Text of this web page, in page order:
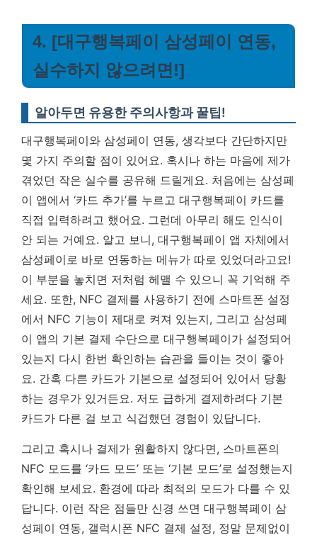
4. [대구행복페이 삼성페이 연동,
실수하지 않으려면!]
알아두면 유용한 주의사항과 꿀팁!
대구행복페이와 삼성페이 연동, 생각보다 간단하지만
몇 가지 주의할 점이 있어요. 혹시나 하는 마음에 제가
겪었던 작은 실수를 공유해 드릴게요. 처음에는 삼성페
이 앱에서 ‘카드 추가’를 누르고 대구행복페이 카드를
직접 입력하려고 했어요. 그런데 아무리 해도 인식이
안 되는 거예요. 알고 보니, 대구행복페이 앱 자체에서
삼성페이로 바로 연동하는 메뉴가 따로 있었더라고요!
이 부분을 놓치면 저처럼 헤맬 수 있으니 꼭 기억해 주
세요. 또한, NFC 결제를 사용하기 전에 스마트폰 설정
에서 NFC 기능이 제대로 켜져 있는지, 그리고 삼성페
이 앱의 기본 결제 수단으로 대구행복페이가 설정되어
있는지 다시 한번 확인하는 습관을 들이는 것이 좋아
요. 간혹 다른 카드가 기본으로 설정되어 있어서 당황
하는 경우가 있거든요. 저도 급하게 결제하려다 기본
카드가 다른 걸 보고 식겁했던 경험이 있답니다.
그리고 혹시나 결제가 원활하지 않다면, 스마트폰의
NFC 모드를 ‘카드 모드’ 또는 ‘기본 모드’로 설정했는지
확인해 보세요. 환경에 따라 최적의 모드가 다를 수 있
답니다. 이런 작은 점들만 신경 쓰면 대구행복페이 삼
성페이 연동, 갤럭시폰 NFC 결제 설정, 정말 문제없이